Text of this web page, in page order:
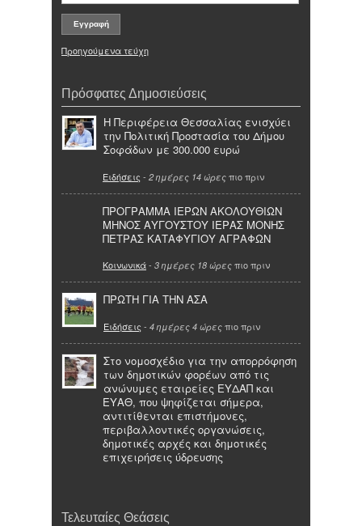
Προηγούμενα τεύχη
Πρόσφατες Δημοσιεύσεις
Η Περιφέρεια Θεσσαλίας ενισχύει
την Πολιτική Προστασία του Δήμου
Σοφάδων με 300.000 ευρώ
Ειδήσεις - 2 ημέρες 14 ώρες πιο πριν
ΠΡΟΓΡΑΜΜΑ ΙΕΡΩΝ ΑΚΟΛΟΥΘΙΩΝ
ΜΗΝΟΣ ΑΥΓΟΥΣΤΟΥ ΙΕΡΑΣ ΜΟΝΗΣ
ΠΕΤΡΑΣ ΚΑΤΑΦΥΓΙΟΥ ΑΓΡΑΦΩΝ
Κοινωνικά- 3 ημέρες 18 ώρες πιο πριν
ΠΡΩΤΗ ΓΙΑ ΤΗΝ ΑΣΑ
Ειδήσεις - 4 ημέρες 4 ώρες πιο πριν
Στο νομοσχέδιο για την απορρόφηση
των δημοτικών φορέων από τις
ανώνυμες εταιρείες ΕΥΔΑΠ και
ΕΥΑΘ, που ψηφίζεται σήμερα,
αντιτίθενται επιστήμονες,
περιβαλλοντικές οργανώσεις,
δημοτικές αρχές και δημοτικές
επιχειρήσεις ύδρευσης
Τελευταίες Θεάσεις